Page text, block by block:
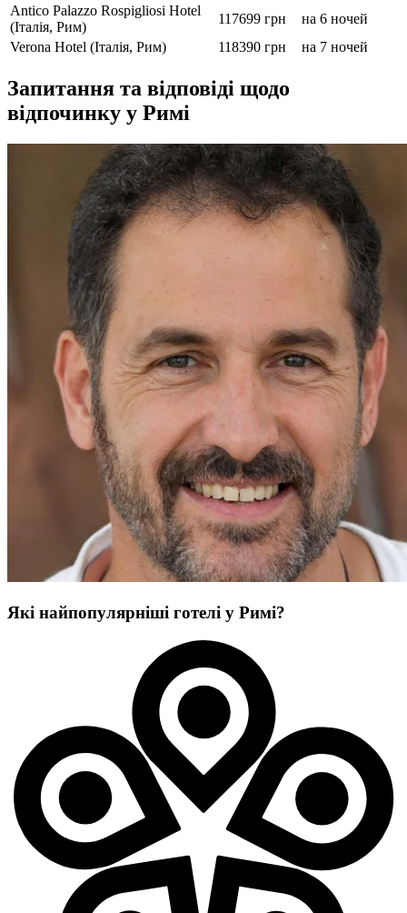
Antico Palazzo Rospigliosi Hotel
(Італія, Рим)
117699 грн
на 6 ночей
Verona Hotel (Італія, Рим)
118390 грн на 7 ночей
Запитання та відповіді щодо
відпочинку у Римі
Які найпопулярніші готелі у Римі?